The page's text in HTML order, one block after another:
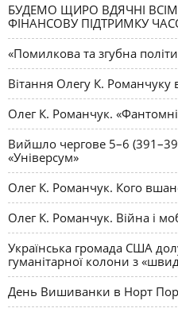
БУДЕМО ЩИРО ВДЯЧНІ
ФІНАНСОВУ ПІДТРИМКУ
«Помилкова та згубна
Вітання Олегу К. Романчуку
Олег К. Романчук.
Вийшло чергове 5–6
«Універсум»
Олег К. Романчук. Кого
Олег К. Романчук. Війна і
Українська громада США
гуманітарної колони з
День Вишиванки в Норт